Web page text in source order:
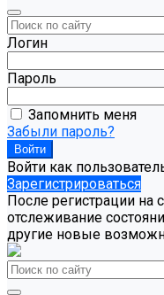
Логин
Пароль
Запомнить меня
Забыли пароль?
Войти как
Зарегистрироваться
После регистрации на
отслеживание
другие новые